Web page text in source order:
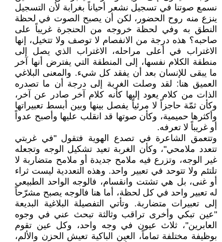
نسمع صوتنا في تسجيل نشعر أحياناً بغرابة لأن التسجيل
ينزع منه روح الحضور، لكن أن يصبح الصوت في لحظة
النطق به وفي لحظة خروجه من الحنجرة غريباً على
صاحبه؟ هذه درجة من الانفصام لا توصف ولا تتخيل، إنها
الاغتراب في أعلى مراحله، الاغتراب الذي يصل إلى
منطقة الكلام نفسها، إلى المنطقة التي يفترض أنها آخر
ما يبقى للإنسان بعد أن يفقد كل شيء. والمعنى البلاغي
العميق هنا: لقد وصلت الغربة إلى درجة أن ما تصدره
الذات من كلام يعود إليها كأنه كلام آخر صادر عن آخر،
وكأن ثمّة حاجزاً لا مرئياً يفصل بينها وبين أبسط تعبيراتها
وأكثرها حميمية، وكأن صوتها قد انقلب عليها وأصبح عدواً
أو غريباً لا تعرفه.
وتتعمق الشاعرة في تصدع الهوية فتقول "في غربتي
تتعدد ملامحي"، وكأن الغربة تعيد تشكيل الوجه وتجعله
غير الوجه، وتزرع فيه ملامح جديدة أو ملامح متضاربة لا
تلتئم ولا تتوحد في تعبير واحد. وهذه التعددية ليست ثراء
أو غنى، بل هي تشتت وانقسام، فالوجه الواحد الطبيعي
له تعبير واحد في كل لحظة، أما هنا فالوجه يصبح مشرّحاً
إلى تعبيرات متضاربة. وتأتي التفصيلة البلاغية البديعة
"عين تبكي وأخرى تراقب وثالثة تبحث عني في وجوه
العابرين"، ثلاث عيون في وجه واحد، وكل عين تقوم
بوظيفة مختلفة تماماً، العين الباكية تعيش الحزن والألم،